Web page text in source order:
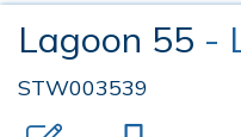
Lagoon 55 -
STW003539